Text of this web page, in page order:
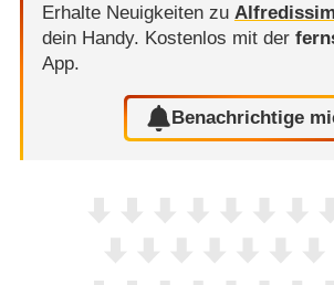
Erhalte Neuigkeiten zu
dein Handy. Kostenlos mit der
App.
Benachrichtige